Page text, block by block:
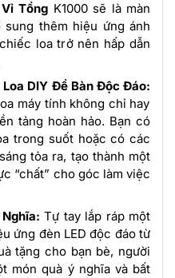
Vỉ Tổng K1000 sẽ là màn
sung thêm hiệu ứng ánh
loa trở nên hấp dẫn
Loa DIY Để Bàn Độc Đáo:
máy tính không chỉ hay
tảng hoàn hảo. Bạn có
trong suốt hoặc có các
tỏa ra, tạo thành một
“chất” cho góc làm việc
Tự tay lắp ráp một
ứng đèn LED độc đáo từ
tặng cho bạn bè, người
món quà ý nghĩa và bất